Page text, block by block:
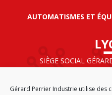
Gérard Perrier Industrie utilise des
AUTOMATISMES ET
SIÈGE SOCIAL
69125 LYON